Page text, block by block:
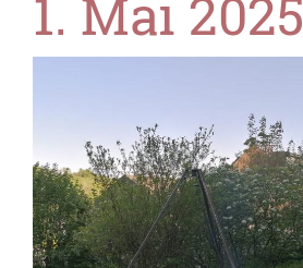
1. Mai 2025